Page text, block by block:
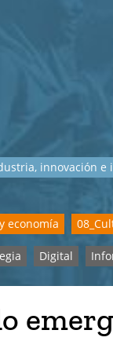
innovación
economía
Digital